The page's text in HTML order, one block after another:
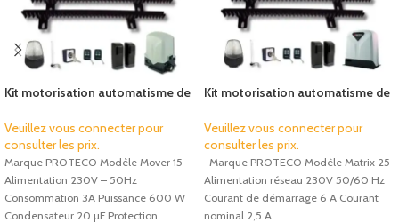
Kit motorisation automatisme de
15
Veuillez vous connecter pour
consulter les prix.
Marque PROTECO Modèle Mover 15
Alimentation 230V – 50Hz
Consommation 3A Puissance 600 W
Condensateur 20 µF Protection
Kit motorisation automatisme de
25
Veuillez vous connecter pour
consulter les prix.
Marque PROTECO Modèle Matrix 25
Alimentation réseau 230V 50/60 Hz
Courant de démarrage 6 A Courant
nominal 2,5 A